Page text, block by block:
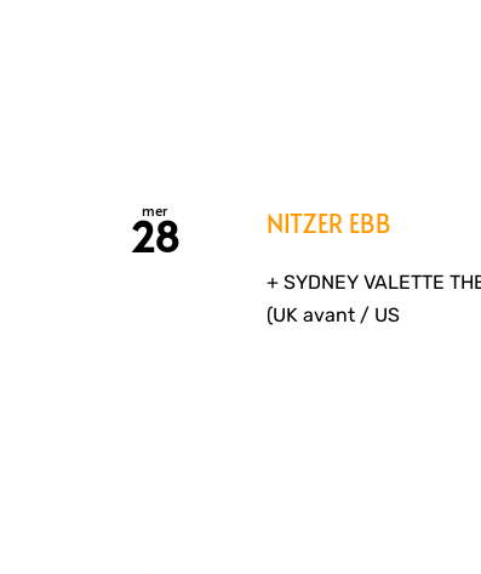
mer
28 NITZER EBB
+ SYDNEY VALETTE
(UK avant / US